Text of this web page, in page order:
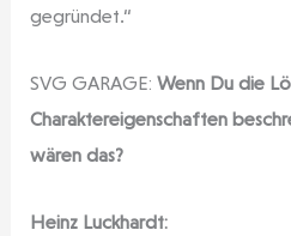
gegründet.“
SVG GARAGE:Wenn Du die
Charaktereigenschaften
wären das?
Heinz Luckhardt: